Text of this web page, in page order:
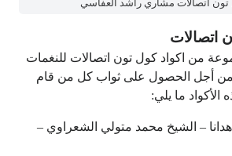
تون اتصالات مشاري راشد العفاسي
اتصالات
من اكواد كول تون اتصالات للنغمات
من أجل الحصول على ثواب كل من قام
ما يلي:
هدانا – الشيخ محمد متولي الشعراوي –